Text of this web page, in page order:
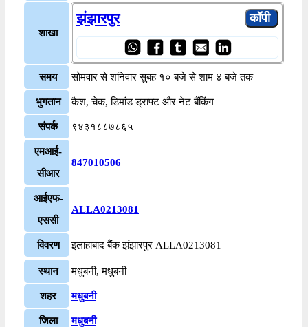
शाखा
झंझारपुर
समय सोमवार से शनिवार सुबह १० बजे से शाम ४ बजे तक
भुगतान कैश, चेक, डिमांड ड्राफ्ट और नेट बैंकिंग
संपर्क ९४३१८८७८६५
एमआई-
सीआर
847010506
आईएफ-
एससी
ALLA0213081
विवरण इलाहाबाद बैंक झंझारपुर ALLA0213081
स्थान मधुबनी, मधुबनी
शहर मधुबनी
जिला मधुबनी